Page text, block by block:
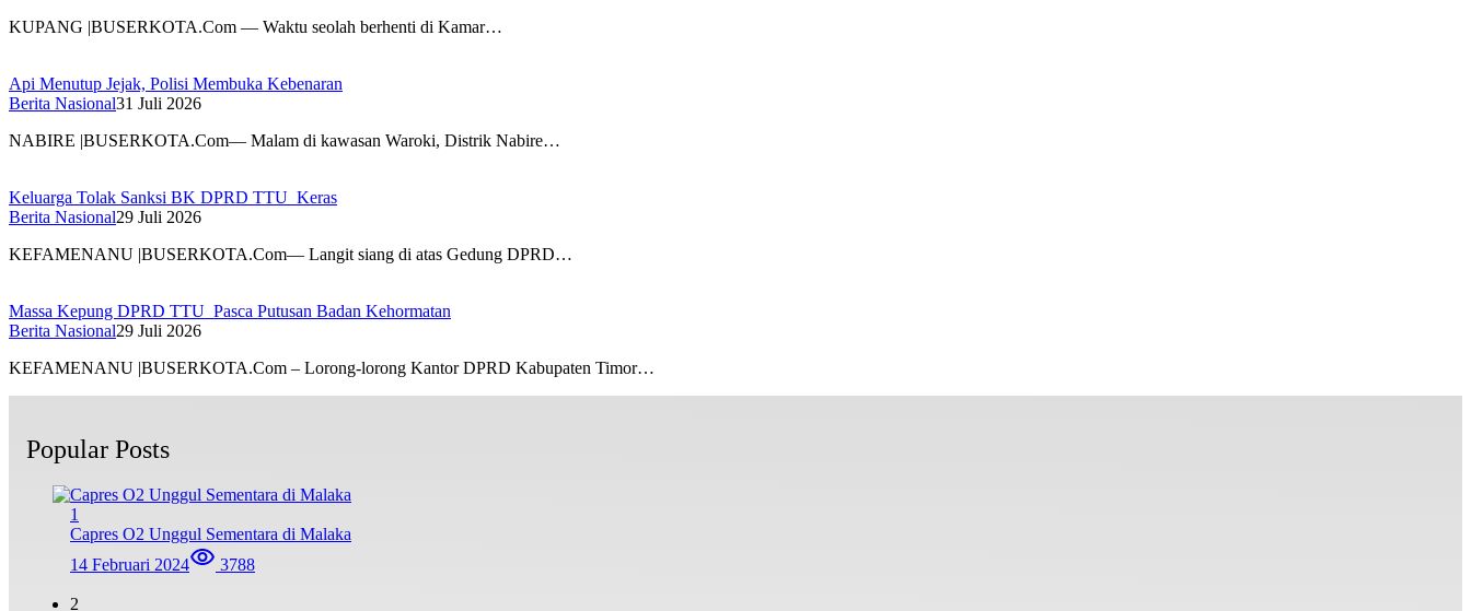
KUPANG |BUSERKOTA.Com — Waktu seolah berhenti di Kamar…
Api Menutup Jejak, Polisi Membuka Kebenaran
Berita Nasional31 Juli 2026
NABIRE |BUSERKOTA.Com— Malam di kawasan Waroki, Distrik Nabire…
Keluarga Tolak Sanksi BK DPRD TTU Keras
Berita Nasional29 Juli 2026
KEFAMENANU |BUSERKOTA.Com— Langit siang di atas Gedung DPRD…
Massa Kepung DPRD TTU Pasca Putusan Badan Kehormatan
Berita Nasional29 Juli 2026
KEFAMENANU |BUSERKOTA.Com – Lorong-lorong Kantor DPRD Kabupaten Timor…
Popular Posts
1
Capres O2 Unggul Sementara di Malaka
14 Februari 2024
3788
2